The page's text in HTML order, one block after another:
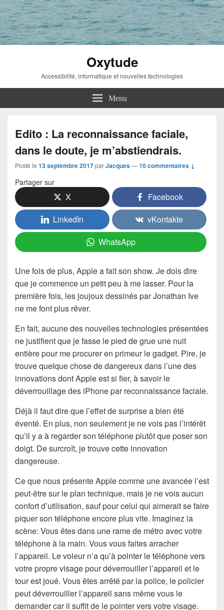
Oxytude
Accessibilité, informatique et nouvelles technologies
Menu
Edito : La reconnaissance faciale,
dans le doute, je m’abstiendrais.
Posté le 13 septembre 2017parJacques—10 commentaires ↓
Partager sur
X
Facebook
LinkedIn
vKontakte
WhatsApp
Une fois de plus, Apple a fait son show. Je dois dire
que je commence un petit peu à me lasser. Pour la
première fois, les joujoux dessinés par Jonathan Ive
ne me font plus rêver.
En fait, aucune des nouvelles technologies présentées
ne justifient que je fasse le pied de grue une nuit
entière pour me procurer en primeur le gadget. Pire, je
trouve quelque chose de dangereux dans l’une des
innovations dont Apple est si fier, à savoir le
déverrouillage des iPhone par reconnaissance faciale.
Déjà il faut dire que l’effet de surprise a bien été
éventé. En plus, non seulement je ne vois pas l’intérêt
qu’il y a à regarder son téléphone plutôt que poser son
doigt. De surcroît, je trouve cette innovation
dangereuse.
Ce que nous présente Apple comme une avancée l’est
peut-être sur le plan technique, mais je ne vois aucun
confort d’utilisation, sauf pour celui qui aimerait se faire
piquer son téléphone encore plus vite. Imaginez la
scène: Vous êtes dans une rame de métro avec votre
téléphone à la main. Vous vous faites arracher
l’appareil. Le voleur n’a qu’à pointer le téléphone vers
votre propre visage pour déverrouiller l’appareil et le
tour est joué. Vous êtes arrêté par la police, le policier
peut déverrouiller l’appareil sans même vous le
demander car il suffit de le pointer vers votre visage.